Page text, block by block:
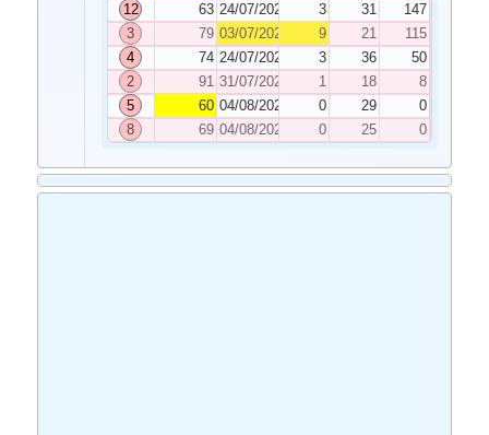
12
63 24/07/2020 3 31
147
3
79 03/07/2020 9 21
115
4
74 24/07/2020 3 36
50
2
91 31/07/2020 1 18
8
5
60 04/08/2020 0 29
0
8
69 04/08/2020 0 25 0